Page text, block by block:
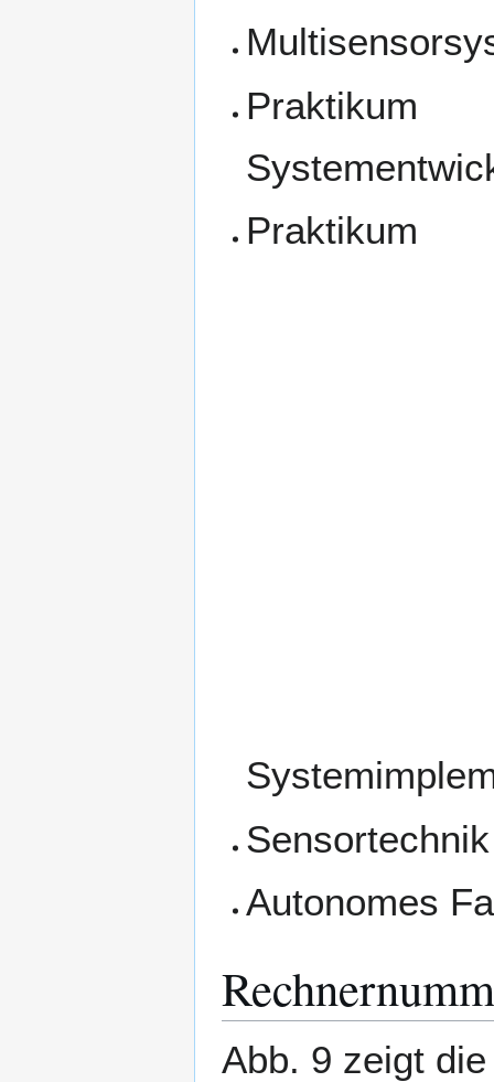
Praktikum
Praktikum
Sensortechnik
Autonomes
Abb. 9 zeigt